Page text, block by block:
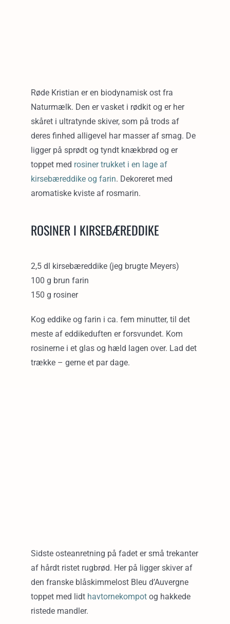
Røde Kristian er en biodynamisk ost fra
Naturmælk. Den er vasket i rødkit og er her
skåret i ultratynde skiver, som på trods af
deres finhed alligevel har masser af smag. De
ligger på sprødt og tyndt knækbrød og er
toppet med rosiner trukket i en lage af
kirsebæreddike og farin. Dekoreret med
aromatiske kviste af rosmarin.
ROSINER I KIRSEBÆREDDIKE
2,5 dl kirsebæreddike (jeg brugte Meyers)
100 g brun farin
150 g rosiner
Kog eddike og farin i ca. fem minutter, til det
meste af eddikeduften er forsvundet. Kom
rosinerne i et glas og hæld lagen over. Lad det
trække – gerne et par dage.
Sidste osteanretning på fadet er små trekanter
af hårdt ristet rugbrød. Her på ligger skiver af
den franske blåskimmelost Bleu d’Auvergne
toppet med lidt havtornekompot og hakkede
ristede mandler.